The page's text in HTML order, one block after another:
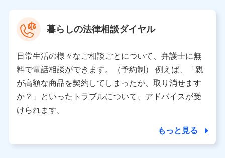
※ 当社および株式会社NTTドコモは、お客さまの情報を利
データ憲章」に定める行動原則を順守します 。
※ パーソナルデータダッシュボードの「第三者提供の管
理」の設定状態にかかわらず、共同利用する場合がありま
※ dポイントクラブ会員ではないお客さま（2019年12月11
日以降、一度もdポイントクラブ会員であったことがないお
個人データは、こちら の利用目的の範囲内に限って共同利
用します。
暮らしの法律相談ダイヤル
日常生活の様々なご相談ごとについて、弁護士に無
料で電話相談ができます。（予約制） 例えば、「親
が高額な商品を契約してしまったが、取り消せます
か？」といったトラブルについて、アドバイスが受
けられます。
もっと見る